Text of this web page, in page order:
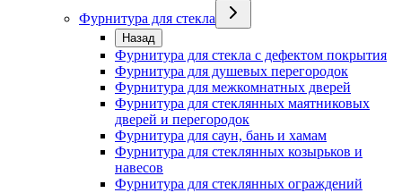
Фурнитура для стекла
Назад
Фурнитура для стекла с дефектом покрытия
Фурнитура для душевых перегородок
Фурнитура для межкомнатных дверей
Фурнитура для стеклянных маятниковых
дверей и перегородок
Фурнитура для саун, бань и хамам
Фурнитура для стеклянных козырьков и
навесов
Фурнитура для стеклянных ограждений